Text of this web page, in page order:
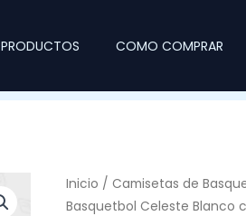
PRODUCTOS COMO COMPRAR
Inicio / Camisetas de
Basquetbol Celeste Blanco